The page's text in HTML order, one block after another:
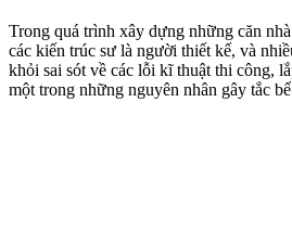
Trong quá trình xây dựng những căn
các kiến trúc sư là người thiết kế, và
khỏi sai sót về các lỗi kĩ thuật thi công,
một trong những nguyên nhân gây tắc